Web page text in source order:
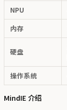
NPU
内存
硬盘
操作系统
MindIE 介绍